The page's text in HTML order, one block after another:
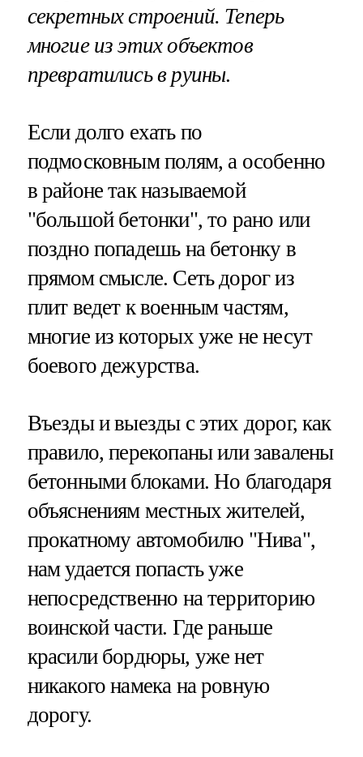
секретных строений. Теперь
многие из этих объектов
превратились в руины.
Если долго ехать по
подмосковным полям, а особенно
в районе так называемой
"большой бетонки", то рано или
поздно попадешь на бетонку в
прямом смысле. Сеть дорог из
плит ведет к военным частям,
многие из которых уже не несут
боевого дежурства.
Въезды и выезды с этих дорог, как
правило, перекопаны или завалены
бетонными блоками. Но благодаря
объяснениям местных жителей,
прокатному автомобилю "Нива",
нам удается попасть уже
непосредственно на территорию
воинской части. Где раньше
красили бордюры, уже нет
никакого намека на ровную
дорогу.